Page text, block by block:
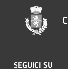
SEGUICI SU